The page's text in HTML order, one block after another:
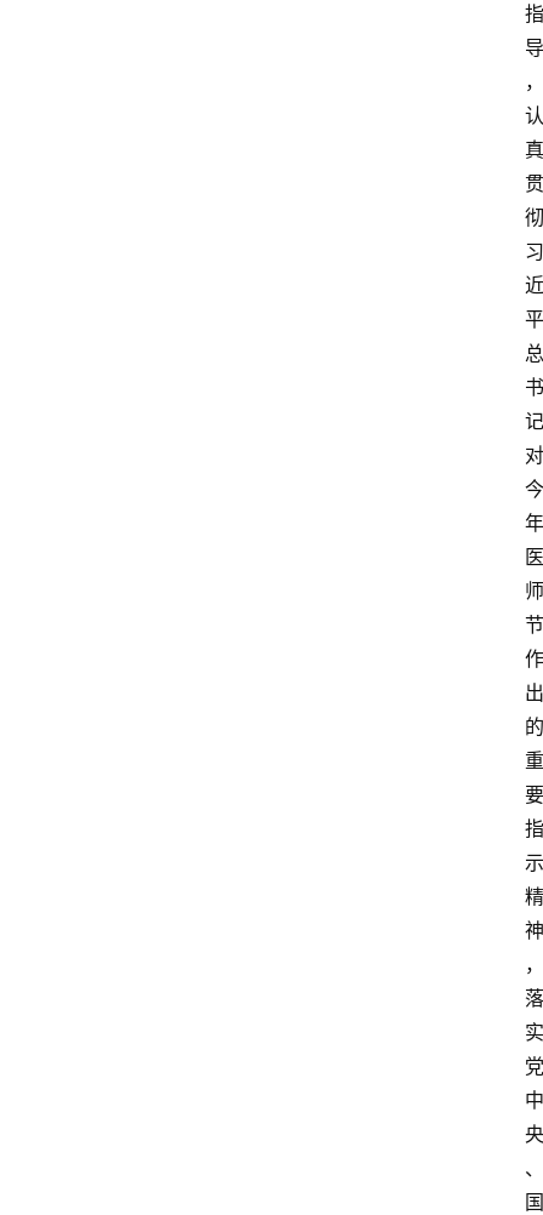
指
导
，
认
真
贯
彻
习
近
平
总
书
记
对
今
年
医
师
节
作
出
的
重
要
指
示
精
神
，
落
实
党
中
央
、
国